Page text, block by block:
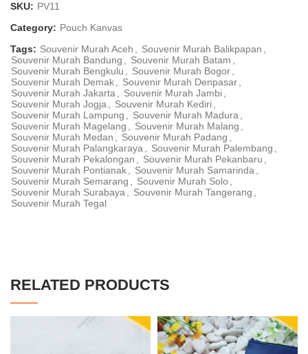
SKU: PV11
Category: Pouch Kanvas
Tags: Souvenir Murah Aceh , Souvenir Murah Balikpapan ,
Souvenir Murah Bandung , Souvenir Murah Batam ,
Souvenir Murah Bengkulu , Souvenir Murah Bogor,
Souvenir Murah Demak, Souvenir Murah Denpasar,
Souvenir Murah Jakarta, Souvenir Murah Jambi,
Souvenir Murah Jogja, Souvenir Murah Kediri,
Souvenir Murah Lampung , Souvenir Murah Madura,
Souvenir Murah Magelang , Souvenir Murah Malang ,
Souvenir Murah Medan , Souvenir Murah Padang ,
Souvenir Murah Palangkaraya, Souvenir Murah Palembang ,
Souvenir Murah Pekalongan , Souvenir Murah Pekanbaru ,
Souvenir Murah Pontianak, Souvenir Murah Samarinda,
Souvenir Murah Semarang , Souvenir Murah Solo ,
Souvenir Murah Surabaya, Souvenir Murah Tangerang ,
Souvenir Murah Tegal
RELATED PRODUCTS